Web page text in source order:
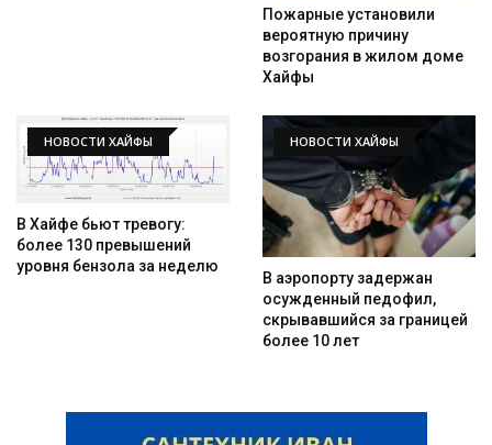
Пожарные установили
вероятную причину
возгорания в жилом доме
Хайфы
НОВОСТИ ХАЙФЫ
В Хайфе бьют тревогу:
более 130 превышений
уровня бензола за неделю
НОВОСТИ ХАЙФЫ
В аэропорту задержан
осужденный педофил,
скрывавшийся за границей
более 10 лет